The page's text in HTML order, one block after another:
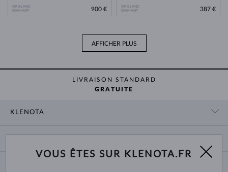
OR BLANC
DIAMANT
900 €
OR BLANC
DIAMANT
387 €
AFFICHER PLUS
LIVRAISON STANDARD
GRATUITE
KLENOTA
NOUS CONNAÎTRE
LIVRAISON ET PAIEMENT
VOUS ÊTES SUR KLENOTA.FR